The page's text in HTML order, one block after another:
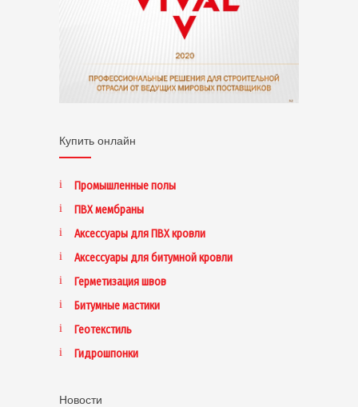
Купить онлайн
Промышленные полы
ПВХ мембраны
Аксессуары для ПВХ кровли
Аксессуары для битумной кровли
Герметизация швов
Битумные мастики
Геотекстиль
Гидрошпонки
Новости